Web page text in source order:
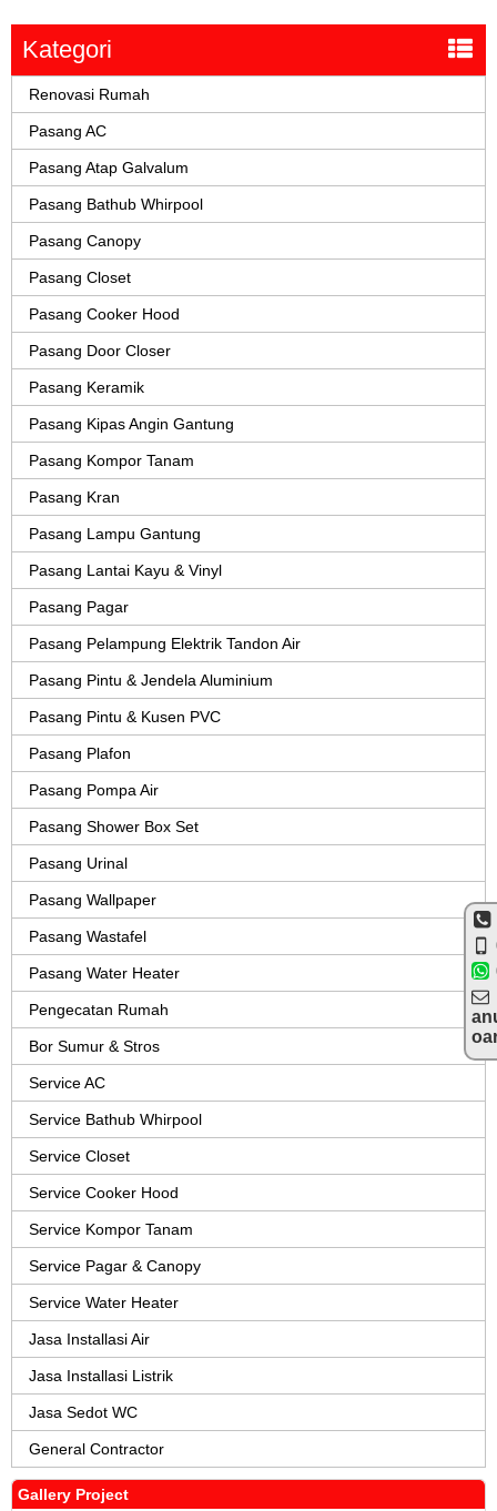
Kategori
Renovasi Rumah
Pasang AC
Pasang Atap Galvalum
Pasang Bathub Whirpool
Pasang Canopy
Pasang Closet
Pasang Cooker Hood
Pasang Door Closer
Pasang Keramik
Pasang Kipas Angin Gantung
Pasang Kompor Tanam
Pasang Kran
Pasang Lampu Gantung
Pasang Lantai Kayu & Vinyl
Pasang Pagar
Pasang Pelampung Elektrik Tandon Air
Pasang Pintu & Jendela Aluminium
Pasang Pintu & Kusen PVC
Pasang Plafon
Pasang Pompa Air
Pasang Shower Box Set
Pasang Urinal
Pasang Wallpaper
Pasang Wastafel
Pasang Water Heater
Pengecatan Rumah
Bor Sumur & Stros
Service AC
Service Bathub Whirpool
Service Closet
Service Cooker Hood
Service Kompor Tanam
Service Pagar & Canopy
Service Water Heater
Jasa Installasi Air
Jasa Installasi Listrik
Jasa Sedot WC
General Contractor
Gallery Project